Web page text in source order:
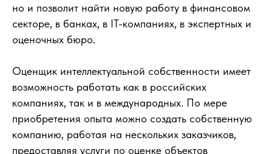
но и позволит найти новую работу в финансовом
секторе, в банках, в IT-компаниях, в экспертных и
оценочных бюро.
Оценщик интеллектуальной собственности имеет
возможность работать как в российских
компаниях, так и в международных. По мере
приобретения опыта можно создать собственную
компанию, работая на нескольких заказчиков,
предоставляя услуги по оценке объектов